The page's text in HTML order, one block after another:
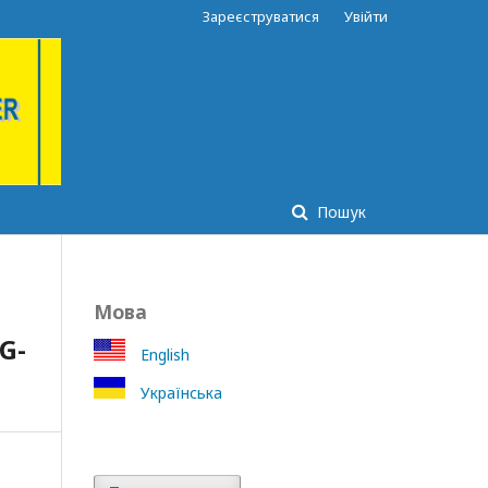
Пошук
Зареєструватися Увійти
Мова
English
Українська